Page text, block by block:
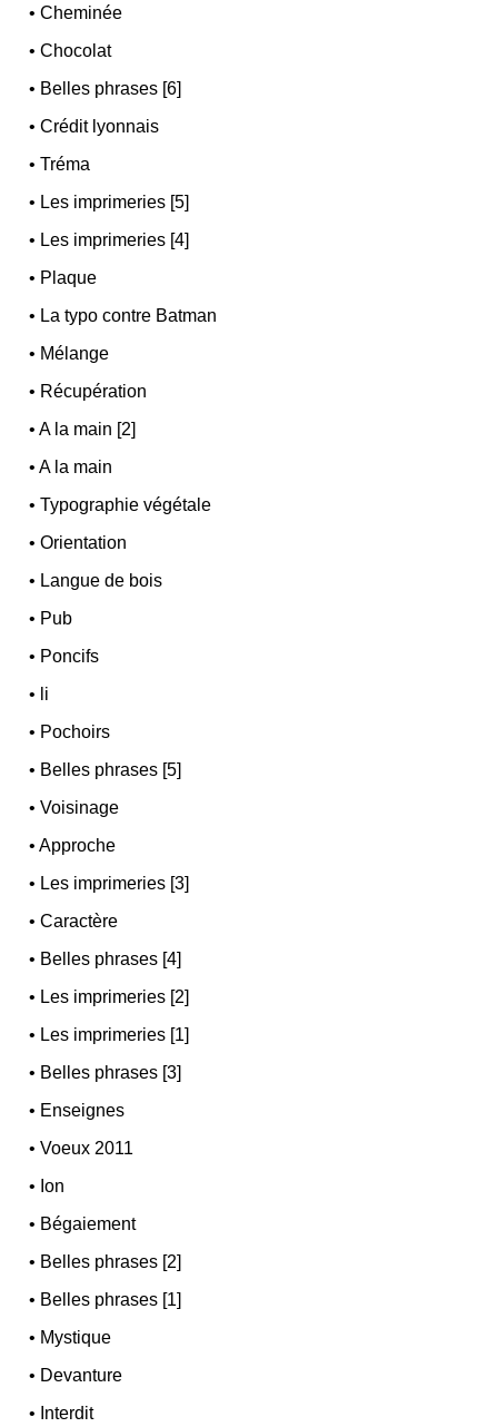
•Cheminée
•Chocolat
• Belles phrases [6]
•Crédit lyonnais
•Tréma
• Les imprimeries [5]
• Les imprimeries [4]
• Plaque
• La typo contre Batman
• Mélange
• Récupération
•A la main [2]
•A la main
•Typographie végétale
•Orientation
• Langue de bois
• Pub
• Poncifs
• li
• Pochoirs
• Belles phrases [5]
•Voisinage
•Approche
• Les imprimeries [3]
•Caractère
• Belles phrases [4]
• Les imprimeries [2]
• Les imprimeries [1]
• Belles phrases [3]
• Enseignes
•Voeux 2011
• Ion
• Bégaiement
• Belles phrases [2]
• Belles phrases [1]
• Mystique
• Devanture
• Interdit